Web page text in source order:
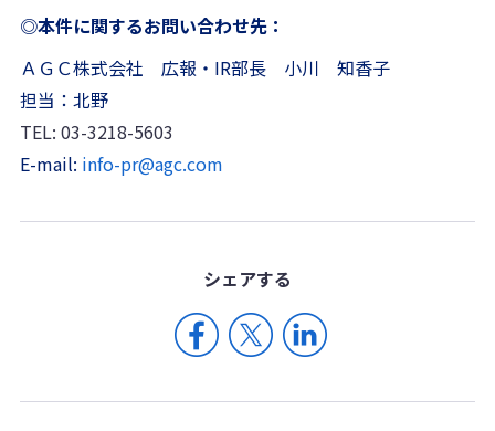
◎本件に関するお問い合わせ先：
ＡＧＣ株式会社 広報・IR部長 小川 知香子
担当：北野
TEL: 03-3218-5603
E-mail: info-pr@agc.com
シェアする